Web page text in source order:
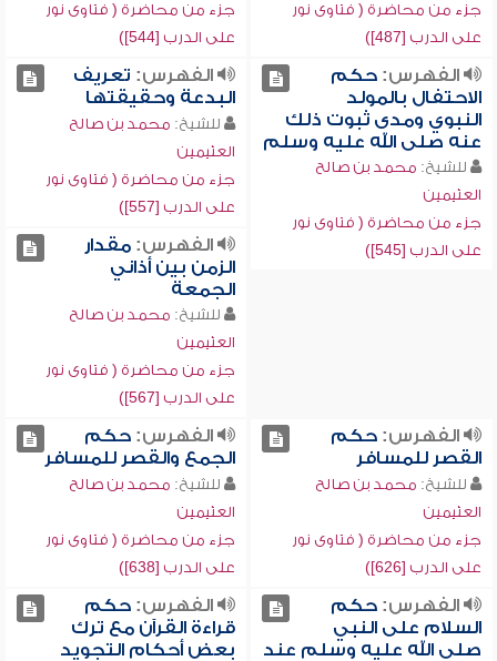
جزء من محاضرة ( فتاوى نور
على الدرب [487])
جزء من محاضرة ( فتاوى نور
على الدرب [544])
الفهرس:حكم
الاحتفال بالمولد
النبوي ومدى ثبوت ذلك
عنه صلى الله عليه وسلم
للشيخ: محمد بن صالح
العثيمين
جزء من محاضرة ( فتاوى نور
على الدرب [545])
الفهرس: تعريف
البدعة وحقيقتها
للشيخ: محمد بن صالح
العثيمين
جزء من محاضرة ( فتاوى نور
على الدرب [557])
الفهرس:مقدار
الزمن بين أذاني
الجمعة
للشيخ: محمد بن صالح
العثيمين
جزء من محاضرة ( فتاوى نور
على الدرب [567])
الفهرس:حكم
القصر للمسافر
للشيخ: محمد بن صالح
العثيمين
جزء من محاضرة ( فتاوى نور
على الدرب [626])
الفهرس:حكم
الجمع والقصر للمسافر
للشيخ: محمد بن صالح
العثيمين
جزء من محاضرة ( فتاوى نور
على الدرب [638])
الفهرس:حكم
السلام على النبي
صلى الله عليه وسلم عند
الفهرس:حكم
قراءة القرآن مع ترك
بعض أحكام التجويد